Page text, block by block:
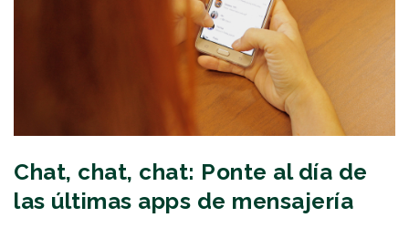
Chat, chat, chat: Ponte al día de
las últimas apps de mensajería